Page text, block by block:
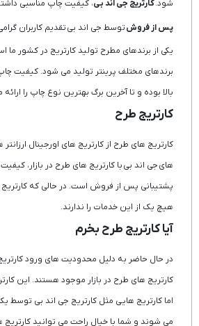
شود.کارتریج جی اند بی، کیفیت چاپ مناسبی
پس از فروشتوسط جی اند بی تقدیم کاربران
یکی از برندهای مطرح تولید کارتریج در کشور ما
برندهای مختلف پرینتر تولید می شود. کیفیت
بالا بوده و تا آخرین برگ بهترین نوع چاپ را ارائه
کارتریج طرح
کارتریج های طرح از کارتریج های اورجینال
های جی اند بی با کارتریج های طرح در بازار،
پشتیبانی پس از فروش است. در حالی که کارتریج
هیچ یک از این خدمات را ندارند.
آیا کارتریج طرح بخرم
کارتریج های طرح در بازار موجود هستند. این
اما کارتریج هایی مثل کارتریج جی اند بی توسط
می شوند و شما با خیال راحت می توانید کارتریج